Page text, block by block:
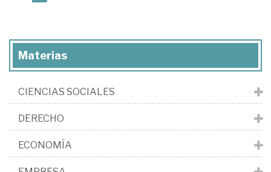
Materias
CIENCIAS SOCIALES
DERECHO
ECONOMÍA